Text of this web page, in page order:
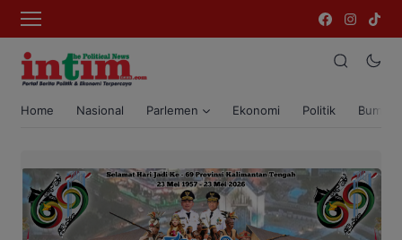
Home Nasional Parlemen Ekonomi Politik Bumi